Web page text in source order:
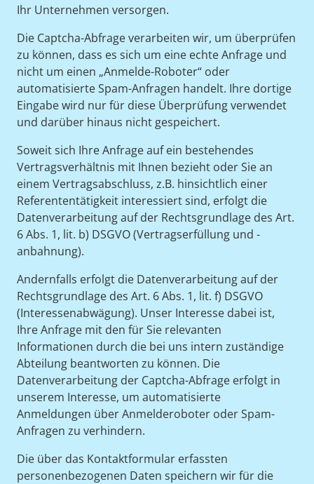
Ihr Unternehmen versorgen.
Die Captcha-Abfrage verarbeiten wir, um überprüfen
zu können, dass es sich um eine echte Anfrage und
nicht um einen „Anmelde-Roboter“ oder
automatisierte Spam-Anfragen handelt. Ihre dortige
Eingabe wird nur für diese Überprüfung verwendet
und darüber hinaus nicht gespeichert.
Soweit sich Ihre Anfrage auf ein bestehendes
Vertragsverhältnis mit Ihnen bezieht oder Sie an
einem Vertragsabschluss, z.B. hinsichtlich einer
Referententätigkeit interessiert sind, erfolgt die
Datenverarbeitung auf der Rechtsgrundlage des Art.
6 Abs. 1, lit. b) DSGVO (Vertragserfüllung und -
anbahnung).
Andernfalls erfolgt die Datenverarbeitung auf der
Rechtsgrundlage des Art. 6 Abs. 1, lit. f) DSGVO
(Interessenabwägung). Unser Interesse dabei ist,
Ihre Anfrage mit den für Sie relevanten
Informationen durch die bei uns intern zuständige
Abteilung beantworten zu können. Die
Datenverarbeitung der Captcha-Abfrage erfolgt in
unserem Interesse, um automatisierte
Anmeldungen über Anmelderoboter oder Spam-
Anfragen zu verhindern.
Die über das Kontaktformular erfassten
personenbezogenen Daten speichern wir für die